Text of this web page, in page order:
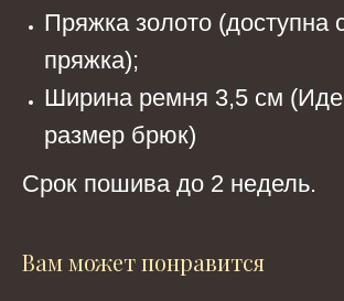
Пряжка золото (доступна
пряжка);
Ширина ремня 3,5 см
размер брюк)
Срок пошива до 2 недель.
Вам может понравится